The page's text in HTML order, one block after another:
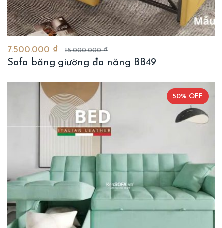
7.500.000 ₫ 15.000.000 ₫
Sofa băng giường đa năng BB49
50% OFF